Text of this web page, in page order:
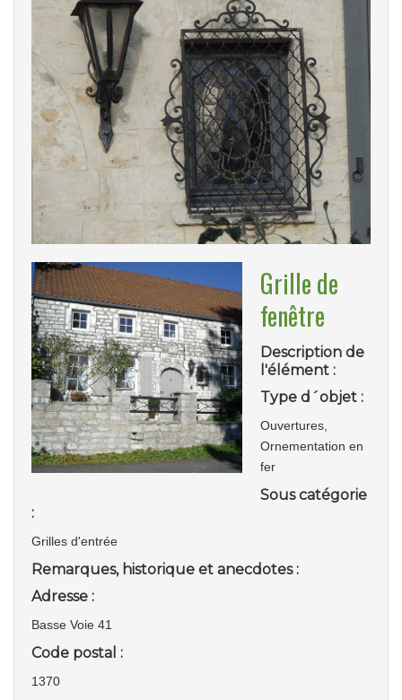
Grille de
fenêtre
Description de
l'élément :
Type d´objet :
Ouvertures,
Ornementation en
fer
Sous catégorie
:
Grilles d'entrée
Remarques, historique et anecdotes :
Adresse :
Basse Voie 41
Code postal :
1370